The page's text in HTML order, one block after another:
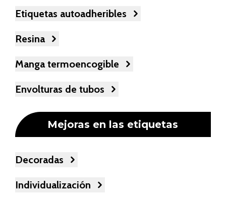
Etiquetas autoadheribles
Resina
Manga termoencogible
Envolturas de tubos
Mejoras en las etiquetas
Decoradas
Individualización